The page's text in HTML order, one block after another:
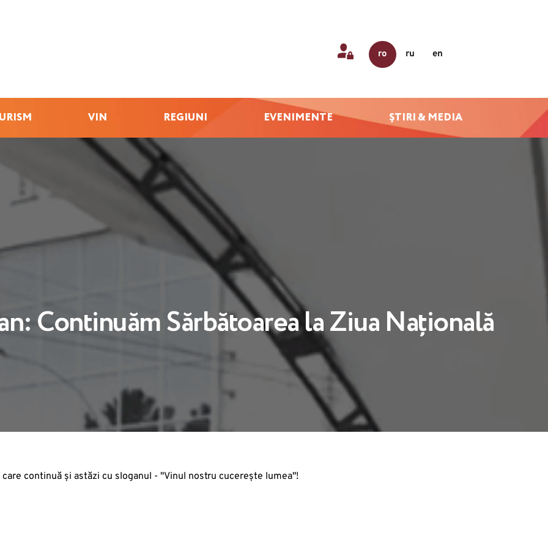
ro ru en
VIN REGIUNI EVENIMENTE ȘTIRI & MEDIA
Continuăm Sărbătoarea la Ziua Națională
continuă şi astăzi cu sloganul - "Vinul nostru cucereşte lumea"!